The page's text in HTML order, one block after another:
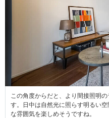
この角度からだと、より間接照明
す。日中は自然光に照らす明るい
な雰囲気を楽しめそうですね。